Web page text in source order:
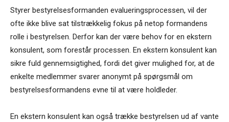
Styrer bestyrelsesformanden evalueringsprocessen, vil der
ofte ikke blive sat tilstrækkelig fokus på netop formandens
rolle i bestyrelsen. Derfor kan der være behov for en ekstern
konsulent, som forestår processen. En ekstern konsulent kan
sikre fuld gennemsigtighed, fordi det giver mulighed for, at de
enkelte medlemmer svarer anonymt på spørgsmål om
bestyrelsesformandens evne til at være holdleder.
En ekstern konsulent kan også trække bestyrelsen ud af vante